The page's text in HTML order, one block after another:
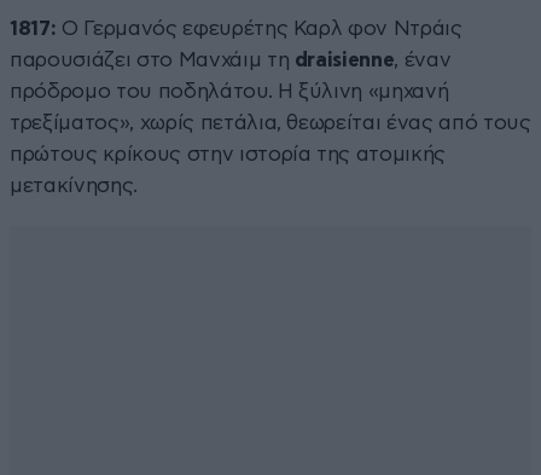
1817: Ο Γερμανός εφευρέτης Καρλ φον Ντράις
παρουσιάζει στο Μανχάιμ τη draisienne, έναν
πρόδρομο του ποδηλάτου. Η ξύλινη «μηχανή
τρεξίματος», χωρίς πετάλια, θεωρείται ένας από τους
πρώτους κρίκους στην ιστορία της ατομικής
μετακίνησης.